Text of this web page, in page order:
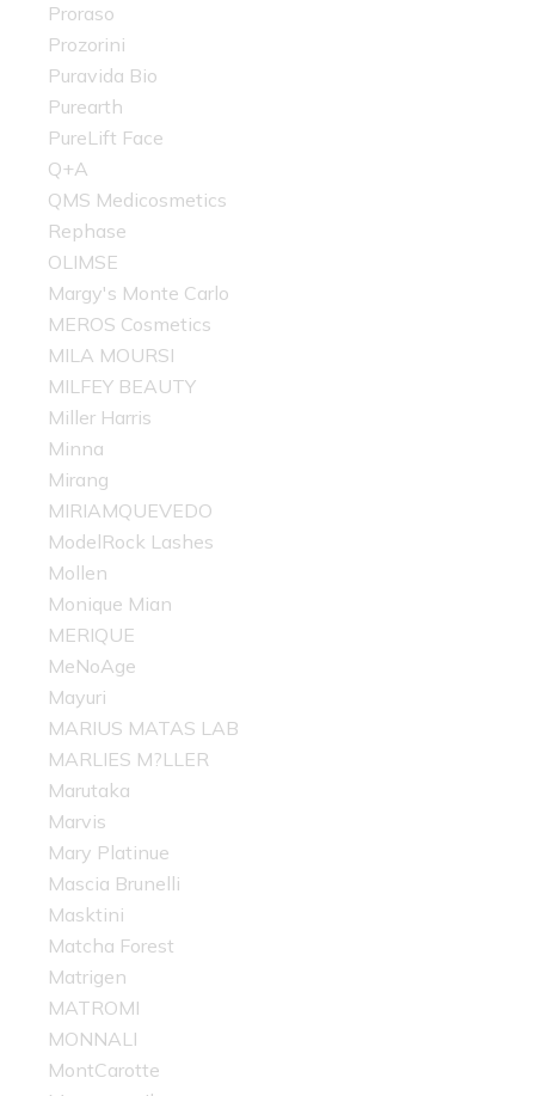
Proraso
Prozorini
Puravida Bio
Purearth
PureLift Face
Q+A
QMS Medicosmetics
Rephase
OLIMSE
Margy's Monte Carlo
MEROS Cosmetics
MILA MOURSI
MILFEY BEAUTY
Miller Harris
Minna
Mirang
MIRIAMQUEVEDO
ModelRock Lashes
Mollen
Monique Mian
MERIQUE
MeNoAge
Mayuri
MARIUS MATAS LAB
MARLIES M?LLER
Marutaka
Marvis
Mary Platinue
Mascia Brunelli
Masktini
Matcha Forest
Matrigen
MATROMI
MONNALI
MontCarotte